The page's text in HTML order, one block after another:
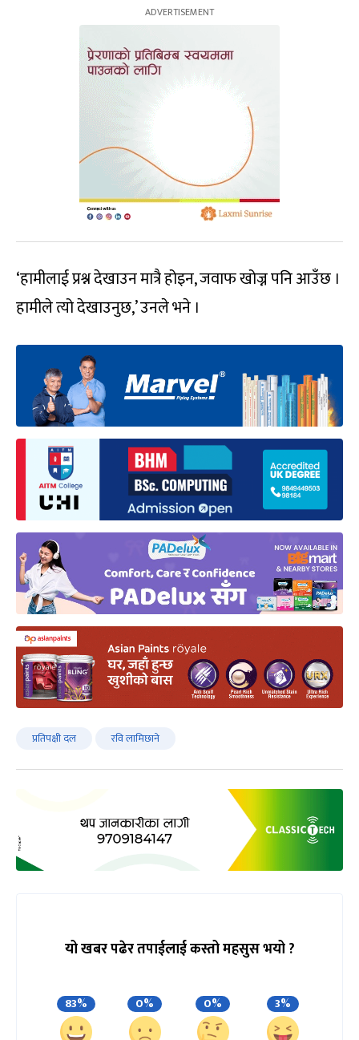
‘हामीलाई प्रश्न देखाउन मात्रै होइन, जवाफ खोज्न पनि आउँछ ।
हामीले त्यो देखाउनुछ,’ उनले भने ।
प्रतिपक्षी दल रवि लामिछाने
यो खबर पढेर तपाईलाई कस्तो महसुस भयो ?
83% 0% 0% 3%